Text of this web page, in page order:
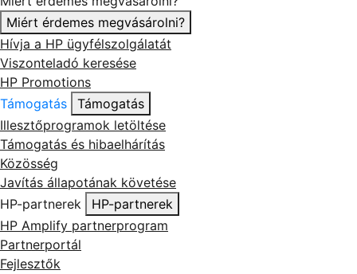
Miért érdemes megvásárolni?
Hívja a HP ügyfélszolgálatát
Viszonteladó keresése
HP Promotions
Támogatás
Támogatás
Illesztőprogramok letöltése
Támogatás és hibaelhárítás
Közösség
Javítás állapotának követése
HP-partnerek
HP-partnerek
HP Amplify partnerprogram
Partnerportál
Fejlesztők